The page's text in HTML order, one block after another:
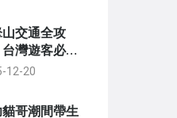
交通全攻
灣遊客必看
便利指南
12-20
哥潮間帶生